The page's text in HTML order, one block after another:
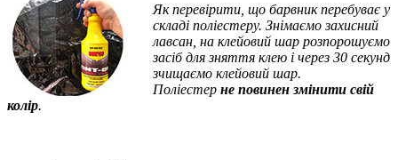
Як перевірити, що барвник перебуває у
складі поліестеру. Знімаємо захисний
лавсан, на клейовий шар розпорошуємо
засіб для зняття клею і через 30 секунд
зчищаємо клейовий шар.
Поліестер не повинен змінити свій
колір.